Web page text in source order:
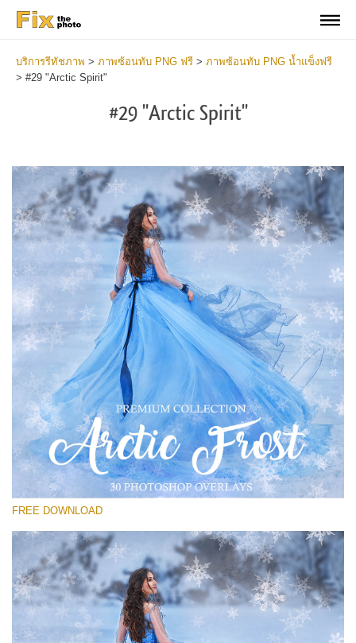
บริการรีทัชภาพ > ภาพซ้อนทับ PNG ฟรี > ภาพซ้อนทับ PNG น้ำแข็งฟรี
> #29 "Arctic Spirit"
#29 "Arctic Spirit"
โปรดเลือก
Free PNG Overlay #29
Small 800*533px
Artic Frost
(30 Overlays)
Fairy Tale (344 Overlays)
Large 6000*4000px
Entire Collection
(1783 Overlays)
FREE DOWNLOAD